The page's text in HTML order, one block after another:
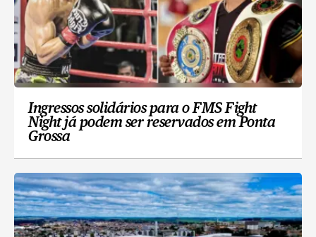
Ingressos solidários para o FMS Fight
Night já podem ser reservados em Ponta
Grossa